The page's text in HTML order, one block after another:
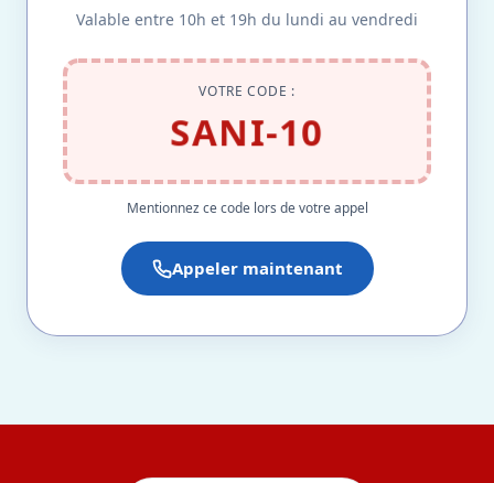
Valable entre 10h et 19h du lundi au vendredi
VOTRE CODE :
SANI-10
Mentionnez ce code lors de votre appel
Appeler maintenant